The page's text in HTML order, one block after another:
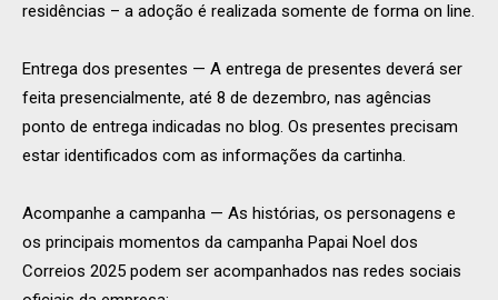
residências – a adoção é realizada somente de forma on line.
Entrega dos presentes — A entrega de presentes deverá ser
feita presencialmente, até 8 de dezembro, nas agências
ponto de entrega indicadas no blog. Os presentes precisam
estar identificados com as informações da cartinha.
Acompanhe a campanha — As histórias, os personagens e
os principais momentos da campanha Papai Noel dos
Correios 2025 podem ser acompanhados nas redes sociais